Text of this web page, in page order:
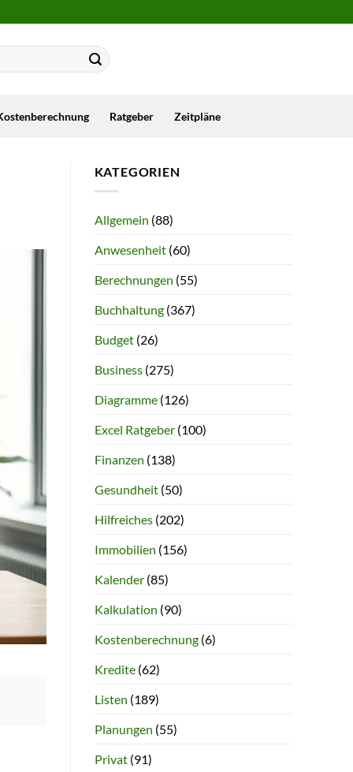
Ratgeber Zeitpläne
KATEGORIEN
Allgemein (88)
Anwesenheit(60)
Berechnungen (55)
Buchhaltung(367)
Budget(26)
Business(275)
Diagramme(126)
Excel Ratgeber(100)
Finanzen (138)
Gesundheit(50)
Hilfreiches(202)
Immobilien (156)
Kalender(85)
Kalkulation (90)
Kostenberechnung(6)
Kredite(62)
Listen (189)
Planungen (55)
Privat(91)